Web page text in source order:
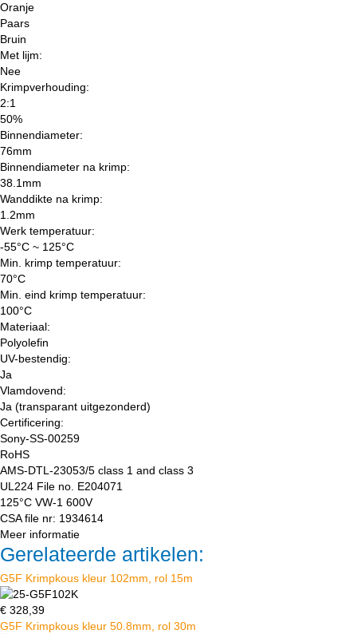
Oranje
Paars
Bruin
Met lijm:
Nee
Krimpverhouding:
2:1
50%
Binnendiameter:
76mm
Binnendiameter na krimp:
38.1mm
Wanddikte na krimp:
1.2mm
Werk temperatuur:
-55°C ~ 125°C
Min. krimp temperatuur:
70°C
Min. eind krimp temperatuur:
100°C
Materiaal:
Polyolefin
UV-bestendig:
Ja
Vlamdovend:
Ja (transparant uitgezonderd)
Certificering:
Sony-SS-00259
RoHS
AMS-DTL-23053/5 class 1 and class 3
UL224 File no. E204071
125°C VW-1 600V
CSA file nr: 1934614
Meer informatie
Gerelateerde artikelen:
G5F Krimpkous kleur 102mm, rol 15m
€ 328,39
G5F Krimpkous kleur 50.8mm, rol 30m